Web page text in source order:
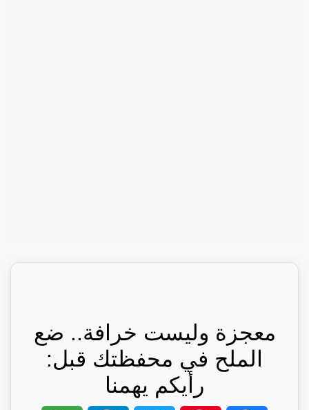
معجزة وليست خرافة.. ضع
الملح في محفظتك قبل:
رأيكم يهمنا